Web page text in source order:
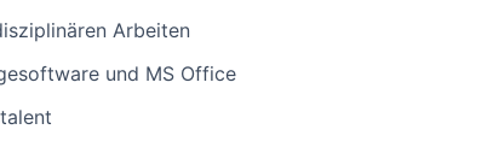
Arbeiten
und MS Office